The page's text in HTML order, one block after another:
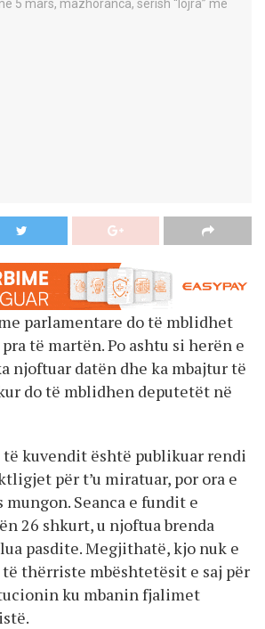
parlamentare do të mblidhet
të martën. Po ashtu si herën e
njoftuar datën dhe ka mbajtur të
do të mblidhen deputetët në
të kuvendit është publikuar rendi
për t’u miratuar, por ora e
mungon. Seanca e fundit e
26 shkurt, u njoftua brenda
pasdite. Megjithatë, kjo nuk e
thërriste mbështetësit e saj për
ku mbanin fjalimet